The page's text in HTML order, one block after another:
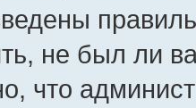
не был ли
что